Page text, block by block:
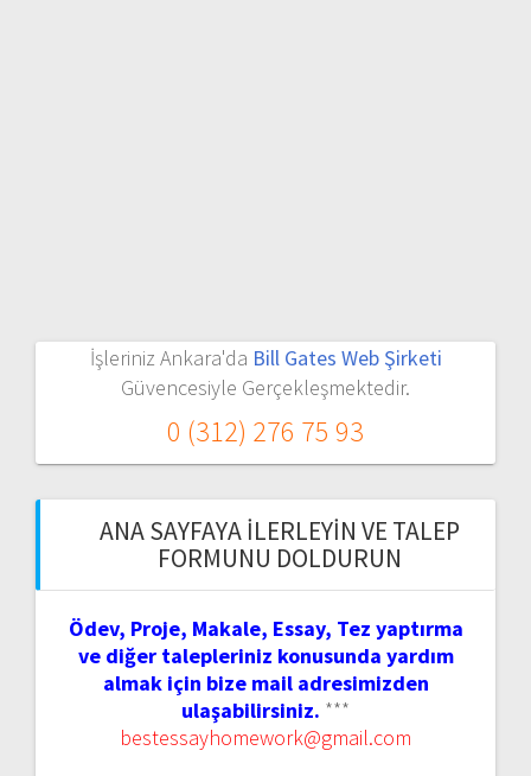
İşleriniz Ankara'da Bill Gates Web Şirketi
Güvencesiyle Gerçekleşmektedir.
0 (312) 276 75 93
ANA SAYFAYA İLERLEYIN VE TALEP
FORMUNU DOLDURUN
Ödev, Proje, Makale, Essay, Tez yaptırma
ve diğer talepleriniz konusunda yardım
almak için bize mail adresimizden
ulaşabilirsiniz. ***
bestessayhomework@gmail.com